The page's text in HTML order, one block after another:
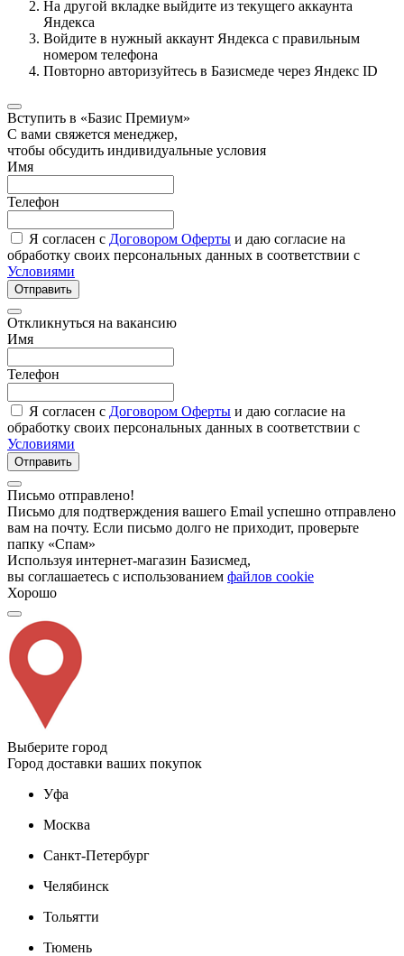
На другой вкладке выйдите из текущего аккаунта
Яндекса
Войдите в нужный аккаунт Яндекса с правильным
номером телефона
Повторно авторизуйтесь в Базисмеде через Яндекс ID
Вступить в «Базис Премиум»
С вами свяжется менеджер,
чтобы обсудить индивидуальные условия
Имя
Телефон
Я согласен с Договором Оферты и даю согласие на
обработку своих персональных данных в соответствии с
Условиями
Отправить
Откликнуться на вакансию
Имя
Телефон
Я согласен с Договором Оферты и даю согласие на
обработку своих персональных данных в соответствии с
Условиями
Отправить
Письмо отправлено!
Письмо для подтверждения вашего Email успешно отправлено
вам на почту. Если письмо долго не приходит, проверьте
папку «Спам»
Используя интернет-магазин Базисмед,
вы соглашаетесь с использованием файлов cookie
Хорошо
Выберите город
Город доставки ваших покупок
Уфа
Москва
Санкт-Петербург
Челябинск
Тольятти
Тюмень